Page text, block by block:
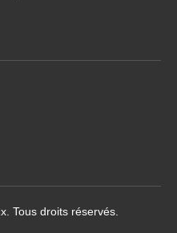
Tous droits réservés.